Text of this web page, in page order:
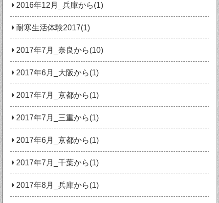
2016年12月_兵庫から(1)
耐寒生活体験2017(1)
2017年7月_奈良から(10)
2017年6月_大阪から(1)
2017年7月_京都から(1)
2017年7月_三重から(1)
2017年6月_京都から(1)
2017年7月_千葉から(1)
2017年8月_兵庫から(1)